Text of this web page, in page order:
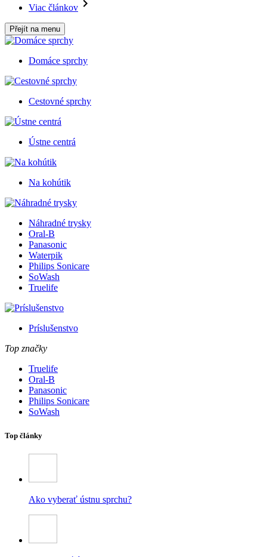
Viac článkov
Přejít na menu
Domáce sprchy
Cestovné sprchy
Ústne centrá
Na kohútik
Náhradné trysky
Oral-B
Panasonic
Waterpik
Philips Sonicare
SoWash
Truelife
Príslušenstvo
Top značky
Truelife
Oral-B
Panasonic
Philips Sonicare
SoWash
Top články
Ako vyberať ústnu sprchu?